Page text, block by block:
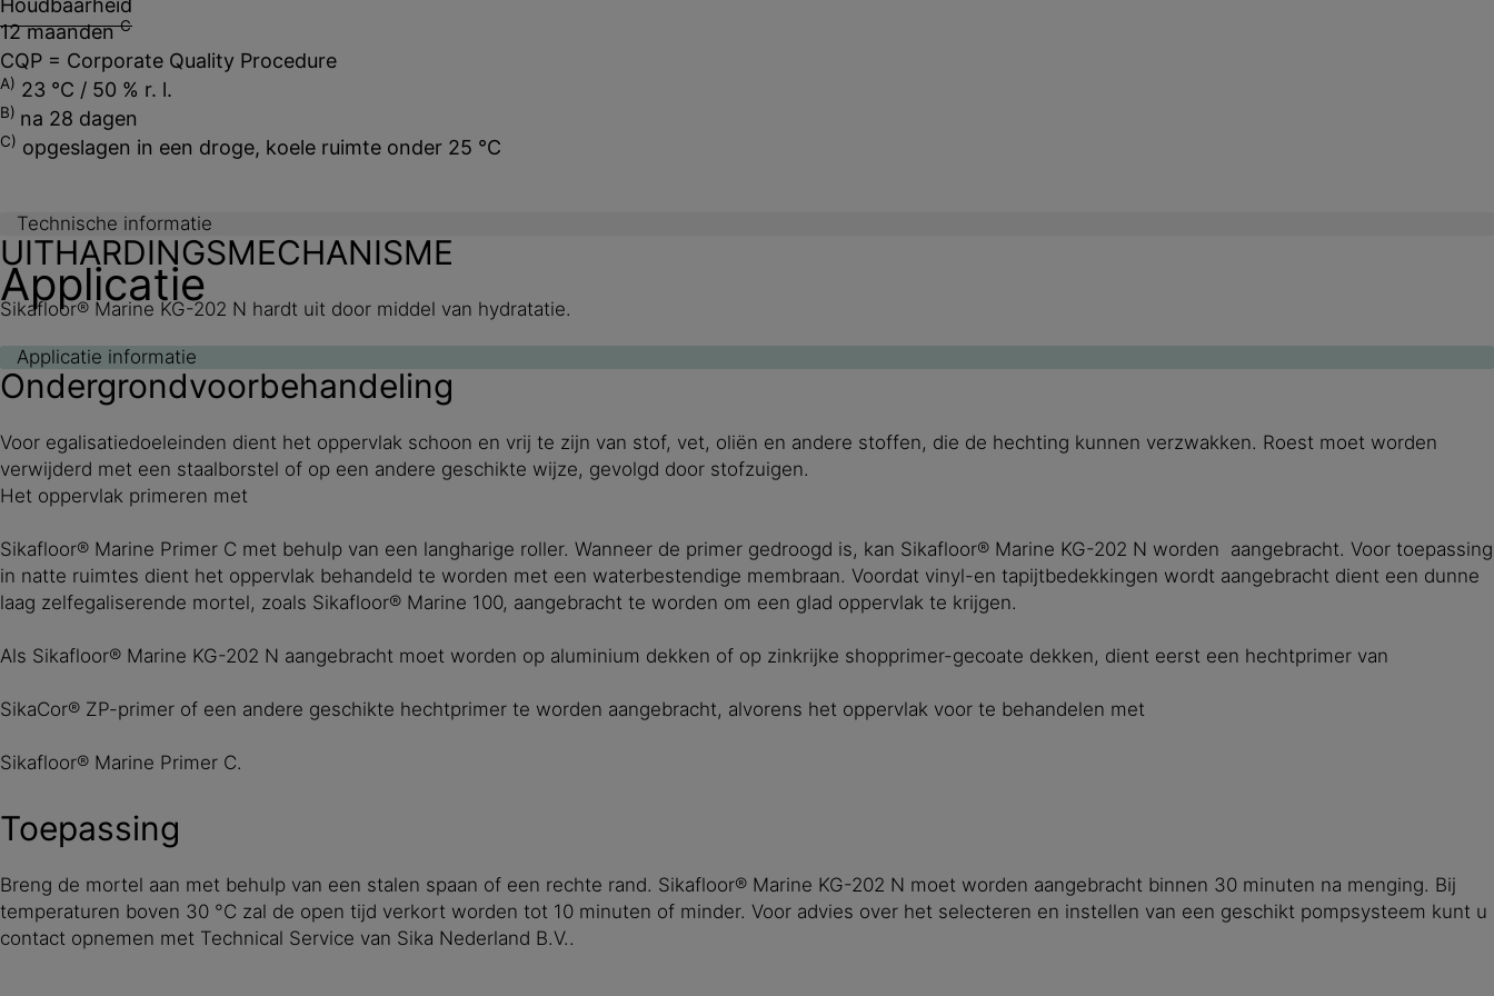
Houdbaarheid
12 maandenC
CQP = Corporate Quality Procedure
A) 23 °C / 50 % r. l.
B) na 28 dagen
C) opgeslagen in een droge, koele ruimte onder 25 °C
Technische informatie
UITHARDINGSMECHANISME
Sikafloor® Marine KG-202 N hardt uit door middel van hydratatie.
Applicatie
Applicatie informatie
Ondergrondvoorbehandeling
Voor egalisatiedoeleinden dient het oppervlak schoon en vrij te zijn van stof, vet, oliën en andere stoffen, die de hechting kunnen verzwakken. Roest moet worden
verwijderd met een staalborstel of op een andere geschikte wijze, gevolgd door stofzuigen.
Het oppervlak primeren met
Sikafloor® Marine Primer C met behulp van een langharige roller. Wanneer de primer gedroogd is, kan Sikafloor® Marine KG-202 N worden aangebracht. Voor toepassing
in natte ruimtes dient het oppervlak behandeld te worden met een waterbestendige membraan. Voordat vinyl-en tapijtbedekkingen wordt aangebracht dient een dunne
laag zelfegaliserende mortel, zoals Sikafloor® Marine 100, aangebracht te worden om een glad oppervlak te krijgen.
Als Sikafloor® Marine KG-202 N aangebracht moet worden op aluminium dekken of op zinkrijke shopprimer-gecoate dekken, dient eerst een hechtprimer van
SikaCor® ZP-primer of een andere geschikte hechtprimer te worden aangebracht, alvorens het oppervlak voor te behandelen met
Sikafloor® Marine Primer C.
Toepassing
Breng de mortel aan met behulp van een stalen spaan of een rechte rand. Sikafloor® Marine KG-202 N moet worden aangebracht binnen 30 minuten na menging. Bij
temperaturen boven 30 °C zal de open tijd verkort worden tot 10 minuten of minder. Voor advies over het selecteren en instellen van een geschikt pompsysteem kunt u
contact opnemen met Technical Service van Sika Nederland B.V..